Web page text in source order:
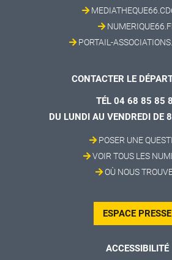
PORTAIL-
CONTACTER LE
TÉL 04 68 85 85
DU LUNDI AU VENDREDI DE
POSER UNE
VOIR TOUS LES
OÙ NOUS
ESPACE PRESSE
ACCESSIBILITÉ